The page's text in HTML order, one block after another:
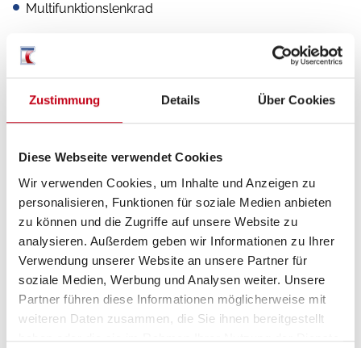
Zustimmung Details Über Cookies
Diese Webseite verwendet Cookies
Wir verwenden Cookies, um Inhalte und Anzeigen zu
personalisieren, Funktionen für soziale Medien anbieten
zu können und die Zugriffe auf unsere Website zu
analysieren. Außerdem geben wir Informationen zu Ihrer
Verwendung unserer Website an unsere Partner für
soziale Medien, Werbung und Analysen weiter. Unsere
Partner führen diese Informationen möglicherweise mit
weiteren Daten zusammen, die Sie ihnen bereitgestellt
haben oder die sie im Rahmen Ihrer Nutzung der Dienste
Multifunktionslenkrad
Allwetterreifen
Rußpartikelfilter
Servolenkung
Tempomat